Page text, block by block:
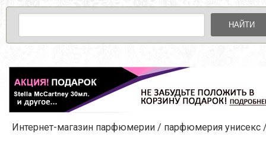
ПАРТНЕРСТВО
КОНТАКТЫ
УНИСЕКС ПАРФЮМЕРИЯ
ЖЕНСКИЕ НАБОРЫ
МУЖСКИЕ НАБОРЫ
УНИСЕКС НАБОРЫ
УХОД ЗА ЛИЦОМ
УХОД ЗА ТЕЛОМ
НАЙТИ
Интернет-магазин парфюмерии / парфюмерия унисекс